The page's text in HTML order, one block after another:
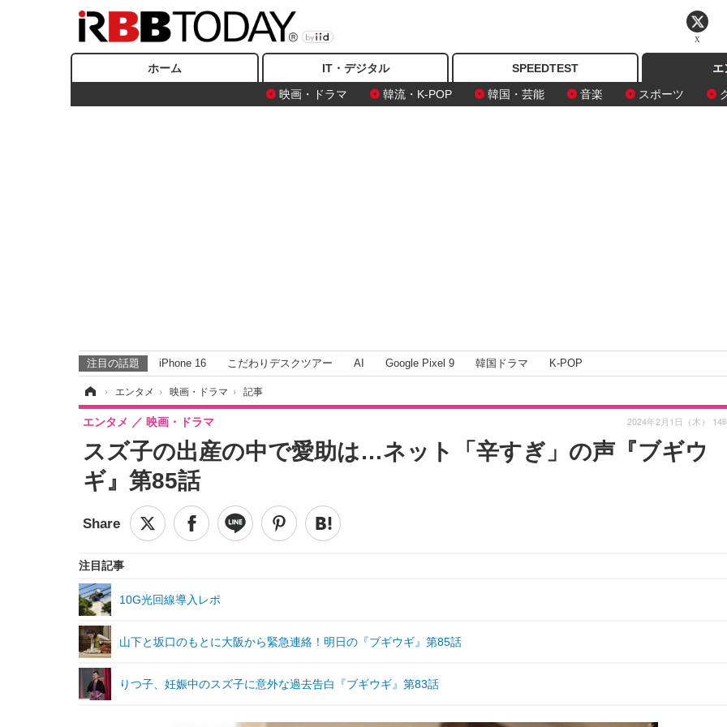
ホーム IT・デジタル SPEEDTEST
エ
映画・ドラマ
韓流・K-POP 韓国・芸能 音楽 スポーツ
注目の話題 iPhone 16 こだわりデスクツアー AI Google Pixel 9 韓国ドラマ K-POP
› エンタメ › 映画・ドラマ › 記事
スズ子の出産の中で愛助は…ネット「辛すぎ」の声『ブギウ
ギ』第85話
エンタメ 映画・ドラマ 2024年2月1日（木） 14
注目記事
10G光回線導入レポ
山下と坂口のもとに大阪から緊急連絡！明日の『ブギウギ』第85話
りつ子、妊娠中のスズ子に意外な過去告白『ブギウギ』第83話
X